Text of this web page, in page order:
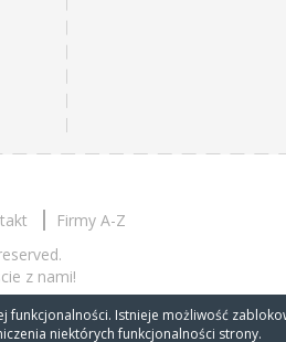
Istnieje możliwość
niektórych funkcjonalności strony.
Firmy A-Z
z nami!